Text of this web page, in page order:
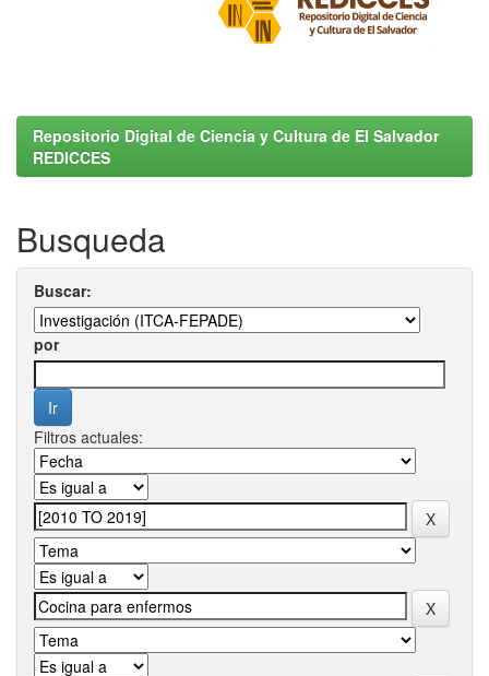
Repositorio Digital de Ciencia y Cultura de El Salvador
REDICCES
Busqueda
Buscar:
por
Filtros actuales: